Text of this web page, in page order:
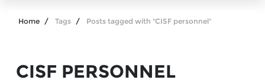
Home Tags Posts tagged with "CISF personnel"
CISF PERSONNEL